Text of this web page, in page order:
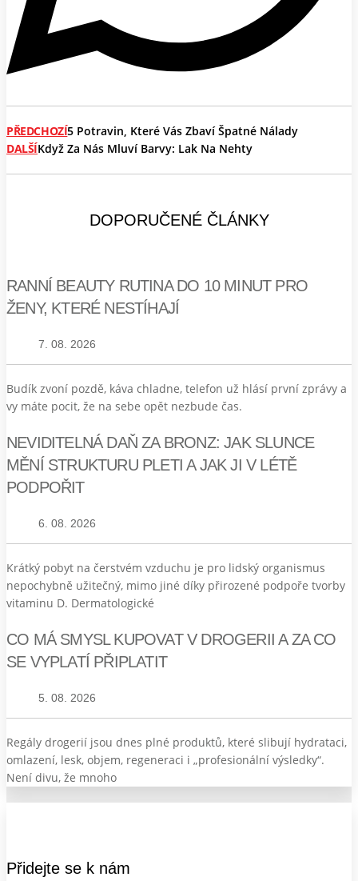
PŘEDCHOZÍ5 Potravin, Které Vás Zbaví Špatné Nálady
DALŠÍKdyž Za Nás Mluví Barvy: Lak Na Nehty
DOPORUČENÉ ČLÁNKY
RANNÍ BEAUTY RUTINA DO 10 MINUT PRO
ŽENY, KTERÉ NESTÍHAJÍ
7. 08. 2026
Budík zvoní pozdě, káva chladne, telefon už hlásí první zprávy a
vy máte pocit, že na sebe opět nezbude čas.
NEVIDITELNÁ DAŇ ZA BRONZ: JAK SLUNCE
MĚNÍ STRUKTURU PLETI A JAK JI V LÉTĚ
PODPOŘIT
6. 08. 2026
Krátký pobyt na čerstvém vzduchu je pro lidský organismus
nepochybně užitečný, mimo jiné díky přirozené podpoře tvorby
vitaminu D. Dermatologické
CO MÁ SMYSL KUPOVAT V DROGERII A ZA CO
SE VYPLATÍ PŘIPLATIT
5. 08. 2026
Regály drogerií jsou dnes plné produktů, které slibují hydrataci,
omlazení, lesk, objem, regeneraci i „profesionální výsledky“.
Není divu, že mnoho
Přidejte se k nám